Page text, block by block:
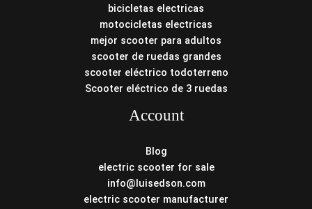
bicicletas electricas
motocicletas electricas
mejor scooter para adultos
scooter de ruedas grandes
scooter eléctrico todoterreno
Scooter eléctrico de 3 ruedas
Account
Blog
electric scooter for sale
info@luisedson.com
electric scooter manufacturer